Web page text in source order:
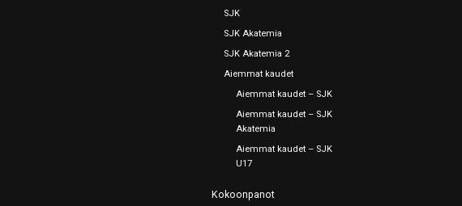
SJK
SJK Akatemia
SJK Akatemia 2
Aiemmat kaudet
Aiemmat kaudet – SJK
Aiemmat kaudet – SJK
Akatemia
Aiemmat kaudet – SJK
U17
Kokoonpanot